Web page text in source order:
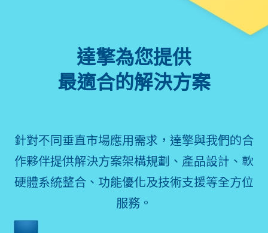
達擎為您提供
最適合的解決方案
針對不同垂直市場應用需求，達擎與我們的合
作夥伴提供解決方案架構規劃、產品設計、軟
硬體系統整合、功能優化及技術支援等全方位
服務。